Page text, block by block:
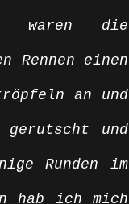
waren die
Rennen einen
an und
und
Runden im
hab ich mich